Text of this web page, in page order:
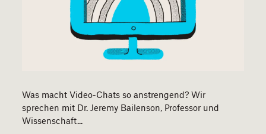
Was macht Video-Chats so anstrengend? Wir
sprechen mit Dr. Jeremy Bailenson, Professor und
Wissenschaft...